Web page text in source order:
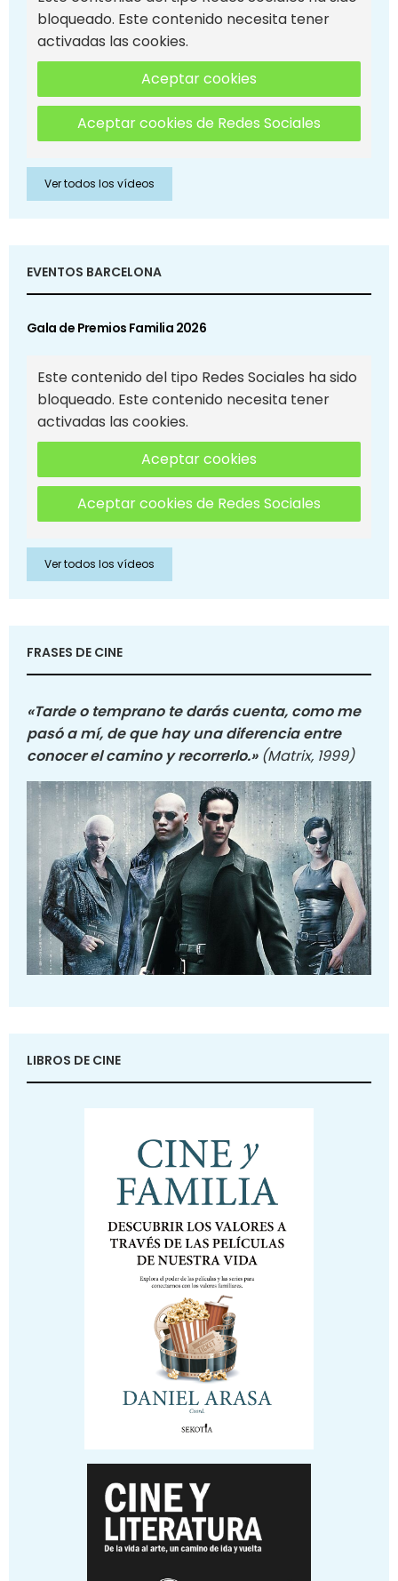
bloqueado. Este contenido necesita tener
activadas las cookies.
Aceptar cookies
Aceptar cookies de Redes Sociales
Ver todos los vídeos
EVENTOS BARCELONA
Gala de Premios Familia 2026
Este contenido del tipo Redes Sociales ha sido
bloqueado. Este contenido necesita tener
activadas las cookies.
Aceptar cookies
Aceptar cookies de Redes Sociales
Ver todos los vídeos
FRASES DE CINE
«Tarde o temprano te darás cuenta, como me
pasó a mí, de que hay una diferencia entre
conocer el camino y recorrerlo.» (Matrix, 1999)
LIBROS DE CINE